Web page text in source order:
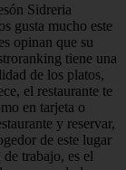
Sidreria
gusta mucho este
opinan que su
tiene una
de los platos,
el restaurante te
en tarjeta o
y reservar,
de este lugar
trabajo, es el